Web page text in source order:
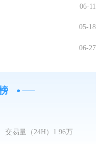
06-11
05-18
06-27
交易量（24H） 1.96万